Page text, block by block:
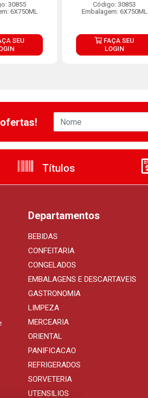
30855
6X750ML
SEU
Código: 30853
Embalagem: 6X750ML
FAÇA SEU
LOGIN
Títulos
Departamentos
BEBIDAS
CONFEITARIA
CONGELADOS
EMBALAGENS E DESCARTAVEIS
GASTRONOMIA
LIMPEZA
MERCEARIA
ORIENTAL
PANIFICACAO
REFRIGERADOS
SORVETERIA
UTENSILIOS